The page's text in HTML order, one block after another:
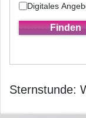
Digitales
Sternstunde: